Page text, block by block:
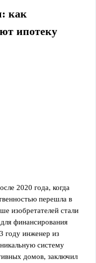
как
ипотеку
2020 года, когда
перешла в
изобретателей стали
финансирования
году инженер из
систему
домов, заключил